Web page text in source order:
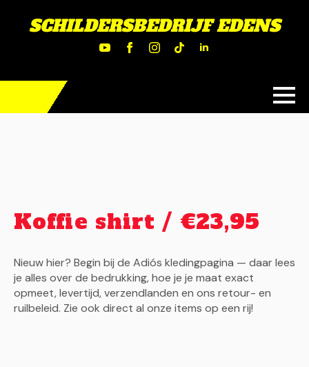
SCHILDERSBEDRIJF EDENS
Koffie shirt / €23,95
Nieuw hier? Begin bij de Adiós kledingpagina — daar lees
je alles over de bedrukking, hoe je je maat exact
opmeet, levertijd, verzendlanden en ons retour- en
ruilbeleid. Zie ook direct al onze items op een rij!